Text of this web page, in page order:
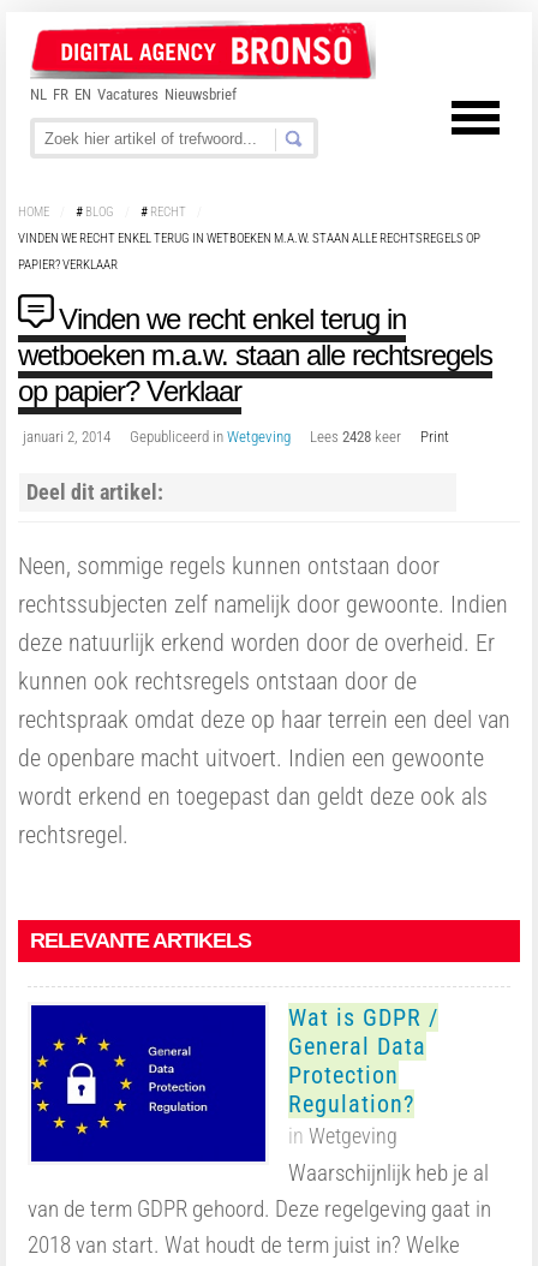
NL FR EN Vacatures Nieuwsbrief
HOME # BLOG # RECHT
VINDEN WE RECHT ENKEL TERUG IN WETBOEKEN M.A.W. STAAN ALLE RECHTSREGELS OP
PAPIER? VERKLAAR
Vinden we recht enkel terug in
wetboeken m.a.w. staan alle rechtsregels
op papier? Verklaar
januari 2, 2014 Gepubliceerd in Wetgeving Lees 2428 keer Print
Deel dit artikel:
Neen, sommige regels kunnen ontstaan door
rechtssubjecten zelf namelijk door gewoonte. Indien
deze natuurlijk erkend worden door de overheid. Er
kunnen ook rechtsregels ontstaan door de
rechtspraak omdat deze op haar terrein een deel van
de openbare macht uitvoert. Indien een gewoonte
wordt erkend en toegepast dan geldt deze ook als
rechtsregel.
RELEVANTE ARTIKELS
Wat is GDPR /
General Data
Protection
Regulation?
in Wetgeving
Waarschijnlijk heb je al
van de term GDPR gehoord. Deze regelgeving gaat in
2018 van start. Wat houdt de term juist in? Welke